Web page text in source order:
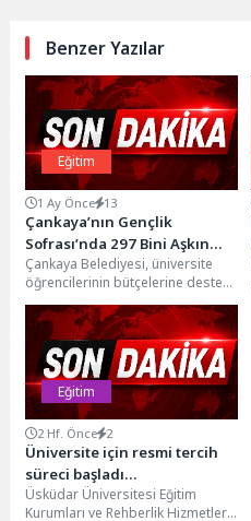
Benzer Yazılar
Eğitim
1 Ay Önce 13
Çankaya’nın Gençlik
Sofrası’nda 297 Bini Aşkın
Öğün Desteği
Çankaya Belediyesi, üniversite
öğrencilerinin bütçelerine destek
olmak ve sağlıklı gıdaya
erişimlerini kolaylaştırmak
amacıyla sürdürdüğü Gençlik...
Eğitim
2 Hf. Önce 2
Üniversite için resmi tercih
süreci başladı…
Üsküdar Üniversitesi Eğitim
Kurumları ve Rehberlik Hizmetleri